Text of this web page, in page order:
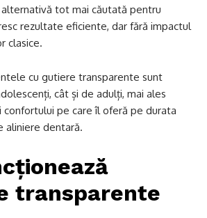
tot mai căutată pentru
rezultate eficiente, dar fără impactul
clasice.
cu gutiere transparente sunt
cât și de adulți, mai ales
confortului pe care îl oferă pe durata
aliniere dentară.
transparente